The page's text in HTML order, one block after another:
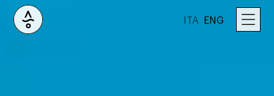
ITA ENG